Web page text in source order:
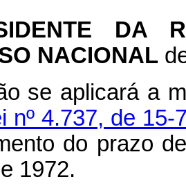
DA
NACIONAL
se aplicará a
nº 4.737, de 15-
do prazo
1972.